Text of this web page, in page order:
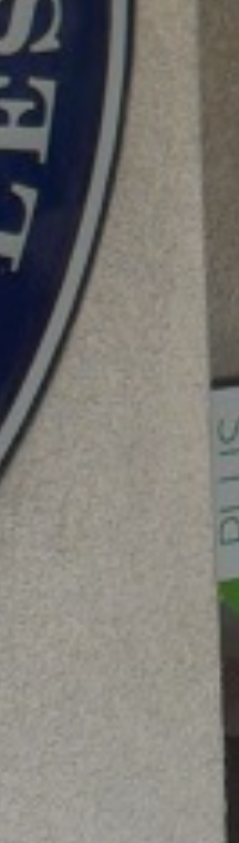
KLÁNOVICKÁ
KRUHOVÝ
KULTURNÍ
NÁDRAŽÍ